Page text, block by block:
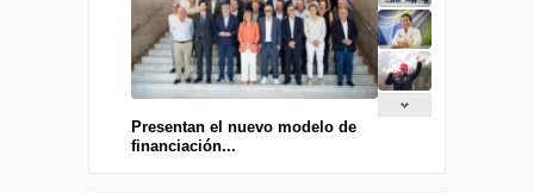
Presentan el nuevo modelo de
financiación...